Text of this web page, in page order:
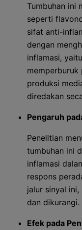
Tumbuhan ini
seperti
sifat anti-
dengan
inflamasi,
memperburuk
produksi
diredakan
Pengaruh
Penelitian
tumbuhan ini
inflamasi
respons
jalur sinyal
dan dikurangi.
Efek pada